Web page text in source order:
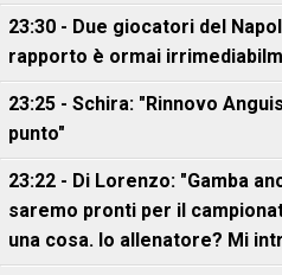
23:30 - Due giocatori del
rapporto è ormai
23:25 - Schira: "Rinnovo
punto"
23:22 - Di Lorenzo: "Gamba
saremo pronti per il
una cosa. Io allenatore? Mi